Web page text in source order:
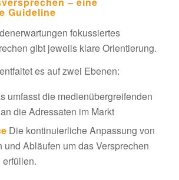
Guideline
fokussiertes
gibt jeweils klare Orientierung.
es auf zwei Ebenen:
umfasst die medienübergreifenden
die Adressaten im Markt
Die kontinuierliche Anpassung von
und Abläufen um das Versprechen